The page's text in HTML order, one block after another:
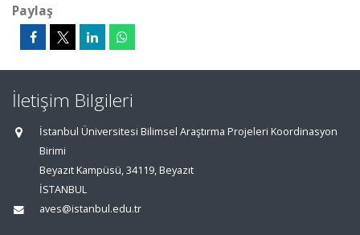
Paylaş
İletişim Bilgileri
İstanbul Üniversitesi Bilimsel Araştırma Projeleri Koordinasyon
Birimi
Beyazıt Kampüsü, 34119, Beyazıt
İSTANBUL
aves@istanbul.edu.tr